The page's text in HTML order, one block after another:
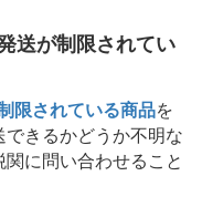
送が制限されてい
限されている商品を
きるかどうか不明な
に問い合わせること